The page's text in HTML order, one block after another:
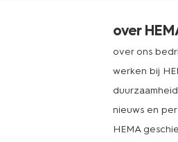
over
over ons
werken bij
duurzaamheid
nieuws en
HEMA